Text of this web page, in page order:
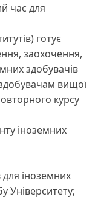
час для
готує
заохочення,
здобувачів
вищої
курсу
іноземних
для іноземних
Університету;